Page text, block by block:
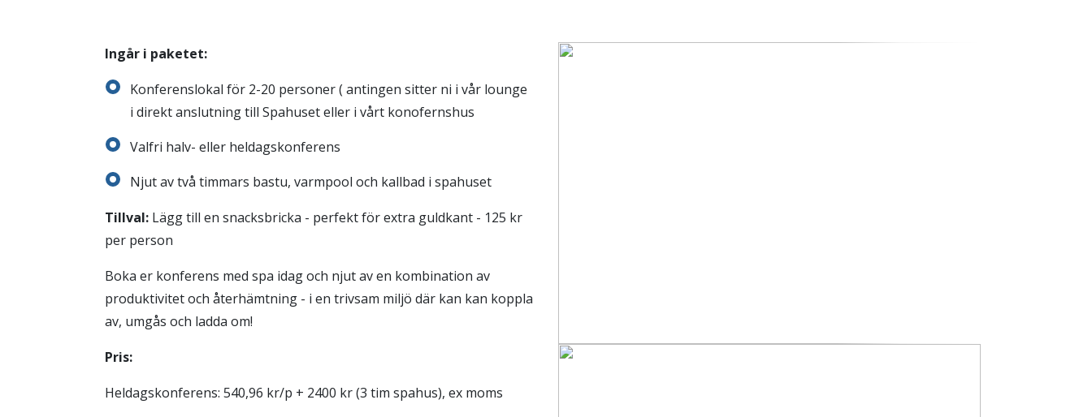
Ingår i paketet:
Konferenslokal för 2-20 personer ( antingen sitter ni i vår lounge
i direkt anslutning till Spahuset eller i vårt konofernshus
Valfri halv- eller heldagskonferens
Njut av två timmars bastu, varmpool och kallbad i spahuset
Tillval: Lägg till en snacksbricka - perfekt för extra guldkant - 125 kr
per person
Boka er konferens med spa idag och njut av en kombination av
produktivitet och återhämtning - i en trivsam miljö där kan kan koppla
av, umgås och ladda om!
Pris:
Heldagskonferens: 540,96 kr/p + 2400 kr (3 tim spahus), ex moms